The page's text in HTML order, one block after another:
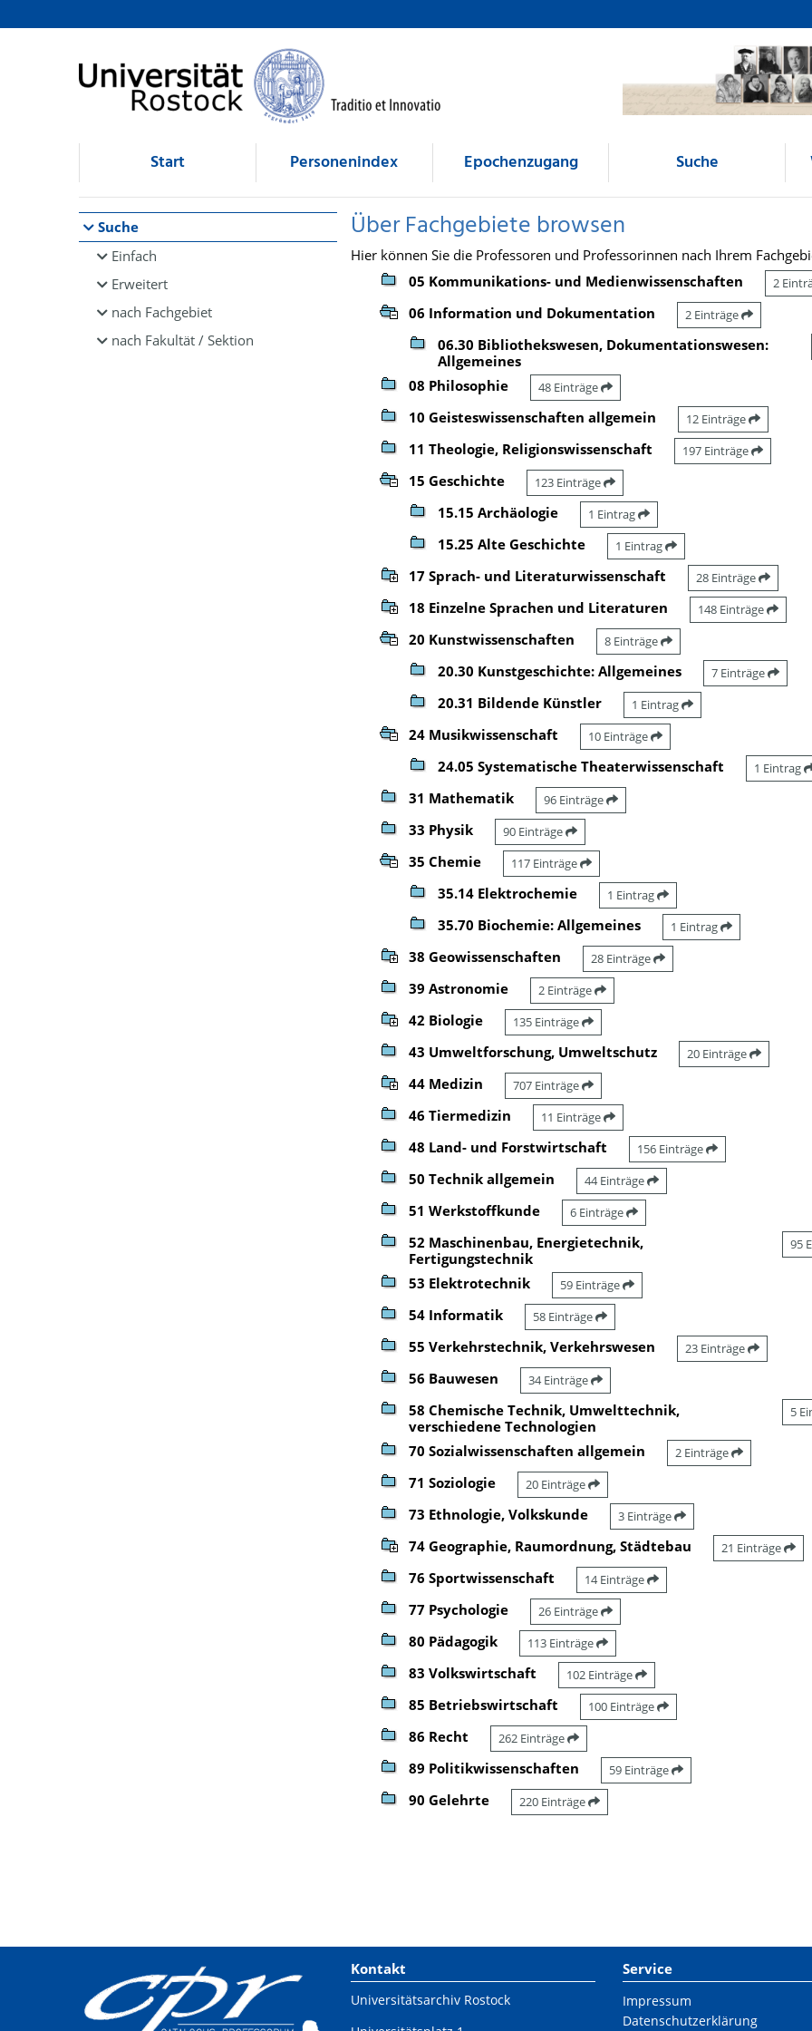
Browsen
direkt zum Inhalt
Start Personenindex Epochenzugang Suche
Suche
Einfach
Erweitert
nach Fachgebiet
nach Fakultät / Sektion
Über Fachgebiete browsen
Hier können Sie die Professoren und Professorinnen nach Ihrem
05 Kommunikations- und Medienwissenschaften
2
06 Information und Dokumentation 2 Einträge
06.30 Bibliothekswesen, Dokumentationswesen:
Allgemeines
08 Philosophie 48 Einträge
10 Geisteswissenschaften allgemein 12 Einträge
11 Theologie, Religionswissenschaft 197 Einträge
15 Geschichte 123 Einträge
15.15 Archäologie 1 Eintrag
15.25 Alte Geschichte 1 Eintrag
17 Sprach- und Literaturwissenschaft 28 Einträge
18 Einzelne Sprachen und Literaturen 148 Einträge
20 Kunstwissenschaften 8 Einträge
20.30 Kunstgeschichte: Allgemeines 7 Einträge
20.31 Bildende Künstler 1 Eintrag
24 Musikwissenschaft 10 Einträge
24.05 Systematische Theaterwissenschaft 1 Eintrag
31 Mathematik 96 Einträge
33 Physik 90 Einträge
35 Chemie 117 Einträge
35.14 Elektrochemie 1 Eintrag
35.70 Biochemie: Allgemeines 1 Eintrag
38 Geowissenschaften 28 Einträge
39 Astronomie 2 Einträge
42 Biologie 135 Einträge
43 Umweltforschung, Umweltschutz 20 Einträge
44 Medizin 707 Einträge
46 Tiermedizin 11 Einträge
48 Land- und Forstwirtschaft 156 Einträge
50 Technik allgemein 44 Einträge
51 Werkstoffkunde 6 Einträge
52 Maschinenbau, Energietechnik,
Fertigungstechnik
95
53 Elektrotechnik 59 Einträge
54 Informatik 58 Einträge
55 Verkehrstechnik, Verkehrswesen 23 Einträge
56 Bauwesen 34 Einträge
58 Chemische Technik, Umwelttechnik,
verschiedene Technologien
5
70 Sozialwissenschaften allgemein 2 Einträge
71 Soziologie 20 Einträge
73 Ethnologie, Volkskunde 3 Einträge
74 Geographie, Raumordnung, Städtebau 21 Einträge
76 Sportwissenschaft 14 Einträge
77 Psychologie 26 Einträge
80 Pädagogik 113 Einträge
83 Volkswirtschaft 102 Einträge
85 Betriebswirtschaft 100 Einträge
86 Recht 262 Einträge
89 Politikwissenschaften 59 Einträge
90 Gelehrte 220 Einträge
Kontakt
Universitätsarchiv Rostock
Service
Impressum
Datenschutzerklärung